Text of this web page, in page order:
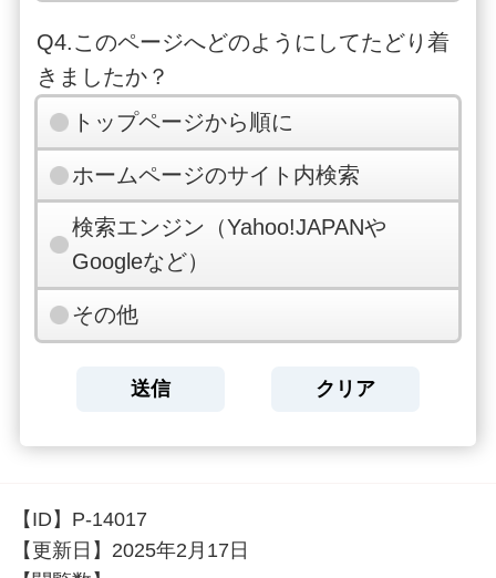
Q4.このページへどのようにしてたどり着
きましたか？
トップページから順に
ホームページのサイト内検索
検索エンジン（Yahoo!JAPANや
Googleなど）
その他
【ID】 P-14017
【更新日】 2025年2月17日